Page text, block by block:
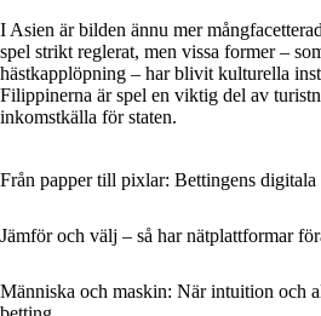
I Asien är bilden ännu mer
spel strikt reglerat, men vissa former –
hästkapplöpning – har blivit kulturella
Filippinerna är spel en viktig del av
inkomstkälla för staten.
Från papper till pixlar: Bettingens
Jämför och välj – så har nätplattformar
Människa och maskin: När intuition och